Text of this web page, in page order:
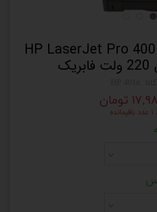
پرینتر اچ پی مدل HP LaserJet Pro 400
تومان